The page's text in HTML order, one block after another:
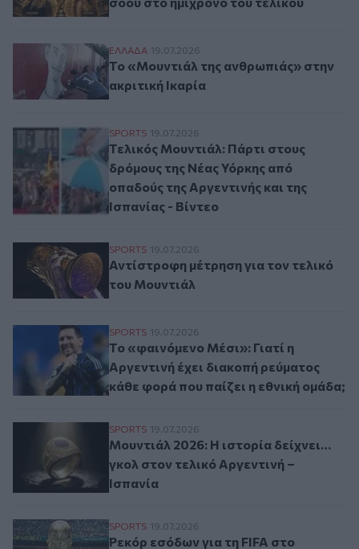
Το «Μουντιάλ της ανθρωπιάς» στην
ΕΛΛAΔΑ 19.07.2026
Το «Μουντιάλ της ανθρωπιάς» στην
ακριτική Ικαρία
Τελικός Μουντιάλ: Πάρτι στους δρόμους
SPORTS 19.07.2026
Τελικός Μουντιάλ: Πάρτι στους
δρόμους της Νέας Υόρκης από
οπαδούς της Αργεντινής και της
Ισπανίας - Βίντεο
Αντίστροφη μέτρηση για τον τελικό του
SPORTS 19.07.2026
Αντίστροφη μέτρηση για τον τελικό
του Μουντιάλ
Το «φαινόμενο Μέσι»: Γιατί η Αργεντινή
SPORTS 19.07.2026
Το «φαινόμενο Μέσι»: Γιατί η
Αργεντινή έχει διακοπή ρεύματος
κάθε φορά που παίζει η εθνική ομάδα;
Μουντιάλ 2026: Η ιστορία δείχνει… γκολ
SPORTS 19.07.2026
Μουντιάλ 2026: Η ιστορία δείχνει…
γκολ στον τελικό Αργεντινή –
Ισπανία
Ρεκόρ εσόδων για τη FIFA στο Μουντιάλ
SPORTS 19.07.2026
Ρεκόρ εσόδων για τη FIFA στο